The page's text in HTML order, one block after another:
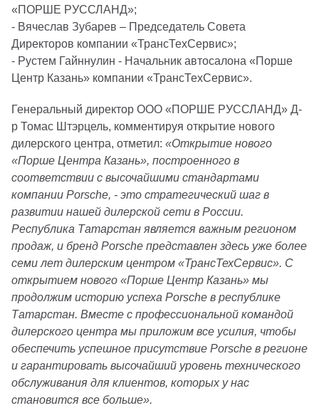
«ПОРШЕ РУССЛАНД»;
- Вячеслав Зубарев – Председатель Совета
Директоров компании «ТрансТехСервис»;
- Рустем Гайннулин - Начальник автосалона «Порше
Центр Казань» компании «ТрансТехСервис».
Генеральный директор ООО «ПОРШЕ РУССЛАНД» Д-
р Томас Штэрцель, комментируя открытие нового
дилерского центра, отметил: «Открытие нового
«Порше Центра Казань», построенного в
соответствии с высочайшими стандартами
компании Porsche, - это стратегический шаг в
развитии нашей дилерской сети в России.
Республика Татарстан является важным регионом
продаж, и бренд Porsche представлен здесь уже более
семи лет дилерским центром «ТрансТехСервис». С
открытием нового «Порше Центр Казань» мы
продолжим историю успеха Porsche в республике
Татарстан. Вместе с профессиональной командой
дилерского центра мы приложим все усилия, чтобы
обеспечить успешное присутствие Porsche в регионе
и гарантировать высочайший уровень технического
обслуживания для клиентов, которых у нас
становится все больше».